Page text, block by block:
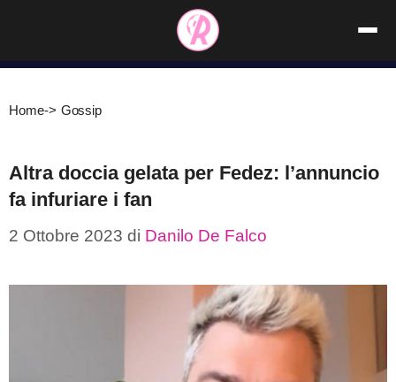
contenuto
Home-> Gossip
Altra doccia gelata per Fedez: l’annuncio
fa infuriare i fan
2 Ottobre 2023 di Danilo De Falco